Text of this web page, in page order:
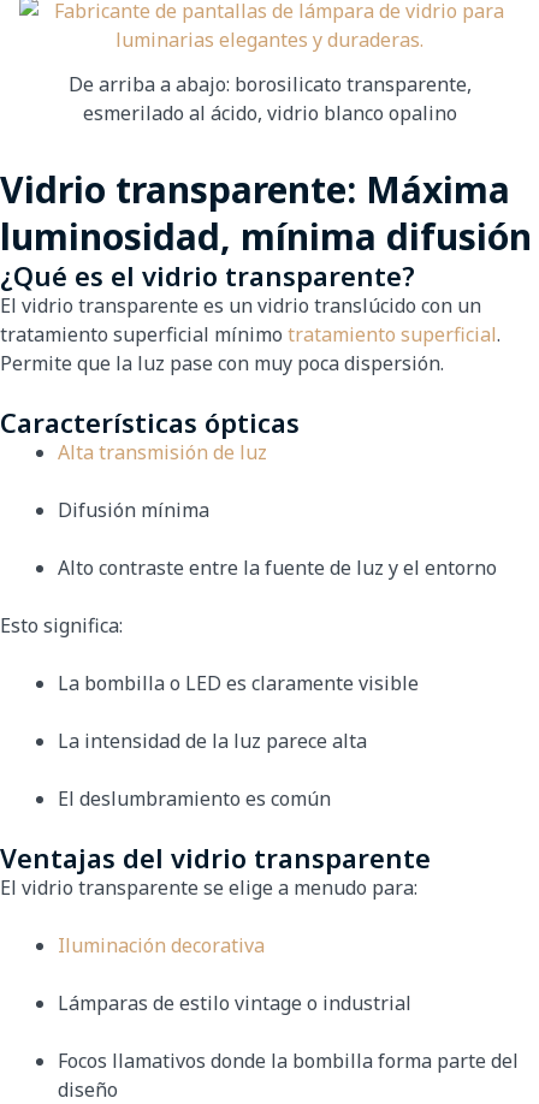
De arriba a abajo: borosilicato transparente,
esmerilado al ácido, vidrio blanco opalino
Vidrio transparente: Máxima
luminosidad, mínima difusión
¿Qué es el vidrio transparente?
El vidrio transparente es un vidrio translúcido con un
tratamiento superficial mínimo tratamiento superficial.
Permite que la luz pase con muy poca dispersión.
Características ópticas
Alta transmisión de luz
Difusión mínima
Alto contraste entre la fuente de luz y el entorno
Esto significa:
La bombilla o LED es claramente visible
La intensidad de la luz parece alta
El deslumbramiento es común
Ventajas del vidrio transparente
El vidrio transparente se elige a menudo para:
Iluminación decorativa
Lámparas de estilo vintage o industrial
Focos llamativos donde la bombilla forma parte del
diseño